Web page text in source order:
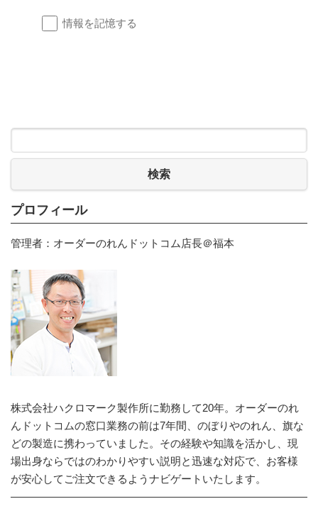
情報を記憶する
検索
プロフィール
管理者：オーダーのれんドットコム店長＠福本
株式会社ハクロマーク製作所に勤務して20年。オーダーのれ
んドットコムの窓口業務の前は7年間、のぼりやのれん、旗な
どの製造に携わっていました。その経験や知識を活かし、現
場出身ならではのわかりやすい説明と迅速な対応で、お客様
が安心してご注文できるようナビゲートいたします。